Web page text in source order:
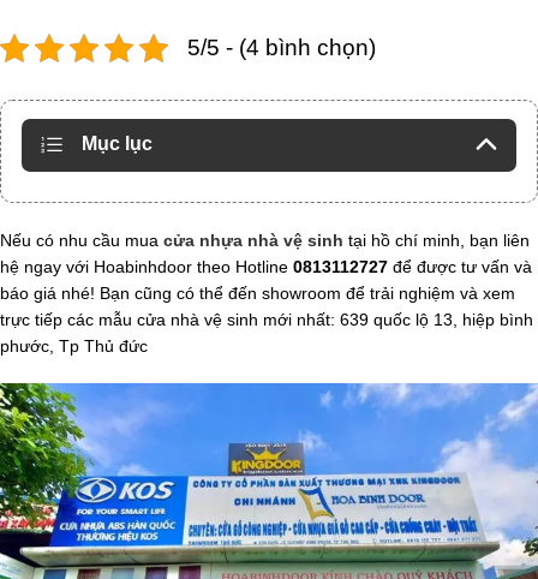
5/5 - (4 bình chọn)
Mục lục
Nếu có nhu cầu mua cửa nhựa nhà vệ sinh tại hồ chí minh, bạn liên
hệ ngay với Hoabinhdoor theo Hotline 0813112727 để được tư vấn và
báo giá nhé! Bạn cũng có thể đến showroom để trải nghiệm và xem
trực tiếp các mẫu cửa nhà vệ sinh mới nhất: 639 quốc lộ 13, hiệp bình
phước, Tp Thủ đức